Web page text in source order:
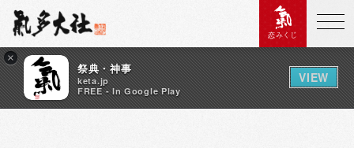
×
祭典・神事
keta.jp
FREE - In Google Play
VIEW
恋みくじ